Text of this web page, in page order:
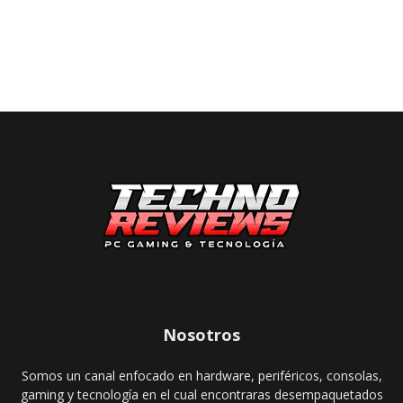
Nosotros
Somos un canal enfocado en hardware, periféricos, consolas,
gaming y tecnología en el cual encontraras desempaquetados